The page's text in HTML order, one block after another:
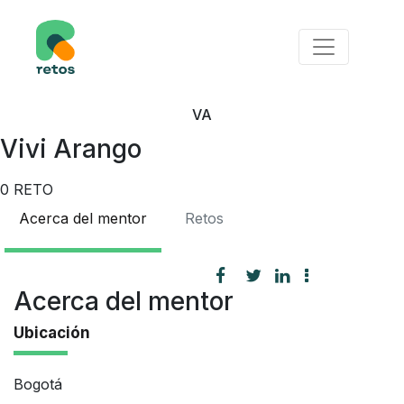
VA
Vivi Arango
0 RETO
Acerca del mentor
Retos
Acerca del mentor
Ubicación
Bogotá